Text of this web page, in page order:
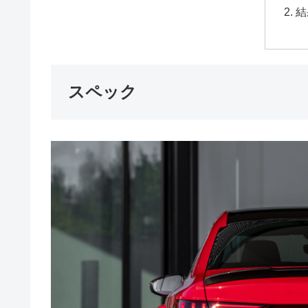
スペック